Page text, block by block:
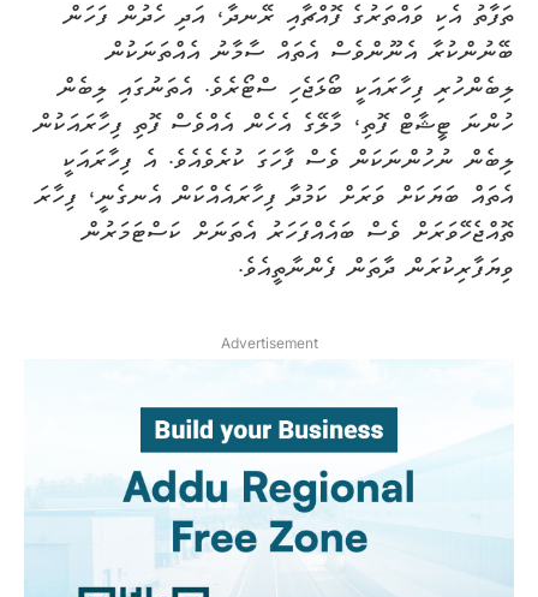
ތަފާތު އެކި ވައްތަރުގެ ފޮއްޗާއި ރޭނދާ، އަދި ހެދުން ފަހަން
ބޭނުންކުރާ އެނޫންވެސް އެތައް ސާމާނު އެއްތަނަކުން
ލިބެންހުރި ފިހާރައަކީ ބޯޅަޖެހި ސްޓޯރެވެ. އެތަނުގައި ލިބެން
ހުންނަ ޓީޝާޓް ފޮތި، މާލޭގެ އެހެން އެއްވެސް ފޮތި ފިހާރައަކުން
ލިބެން ނުހުންނަކަން ވެސް ފާހަގަ ކުރެވެއެވެ. އެ ފިހާރައަކީ
އެތައް ބަޔަކަށް ވަރަށް ކަމުދާ ފިހާރައެއްކަން އެނގެނީ، ފިހާރަ
ތޮއްޖެހޭވަރަށް ވެސް ބައެއްފަހަރު އެތަނަށް ކަސްޓަމަރުން
ވިޔަފާރިކުރަން ދާތަން ފެންނާތީއެވެ.
Advertisement